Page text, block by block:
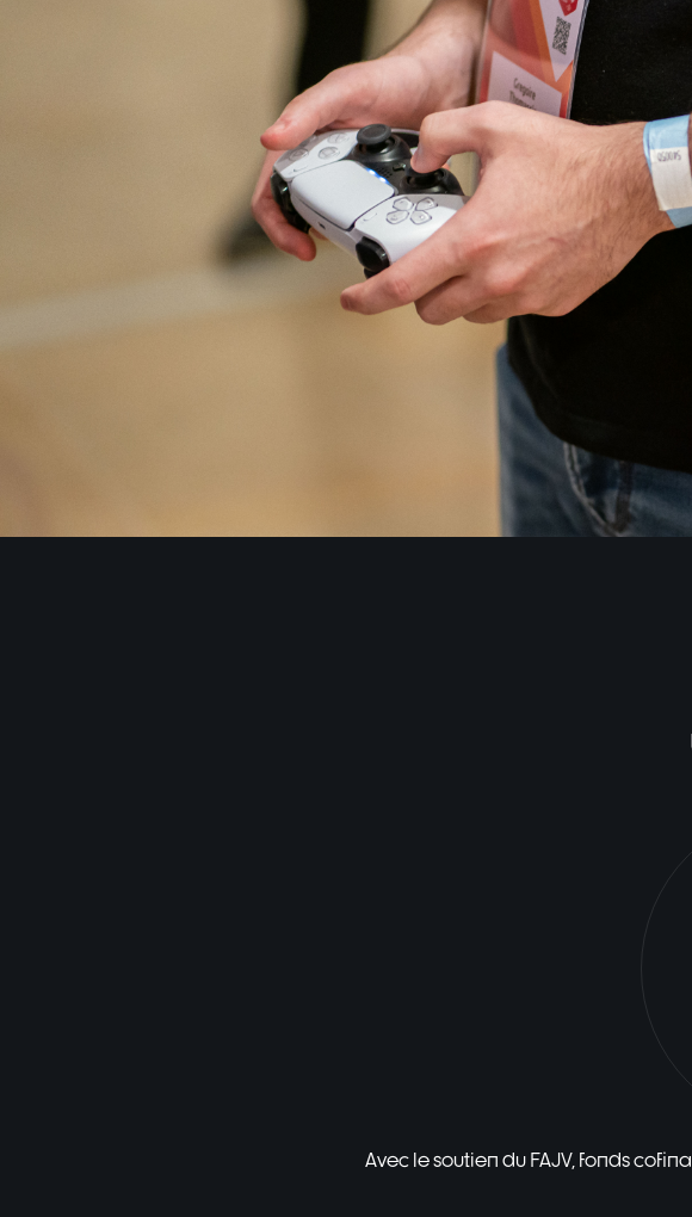
Avec le soutien du FAJV, fonds